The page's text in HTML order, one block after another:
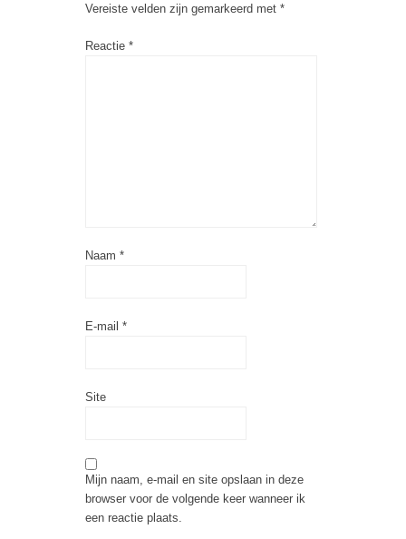
Vereiste velden zijn gemarkeerd met *
Reactie *
Naam *
E-mail *
Site
Mijn naam, e-mail en site opslaan in deze
browser voor de volgende keer wanneer ik
een reactie plaats.